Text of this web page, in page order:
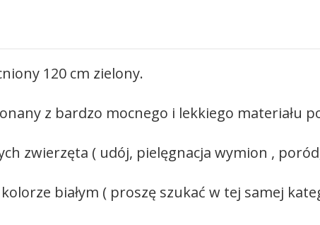
120 cm zielony.
z bardzo mocnego i lekkiego materiału
zwierzęta ( udój, pielęgnacja wymion ,
białym ( proszę szukać w tej samej